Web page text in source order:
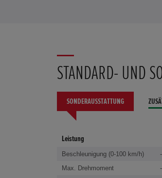
STANDARD- UND
SONDERAUSSTATTUNG
Leistung
Beschleunigung (0-100 km/h)
-
Max. Drehmoment
-